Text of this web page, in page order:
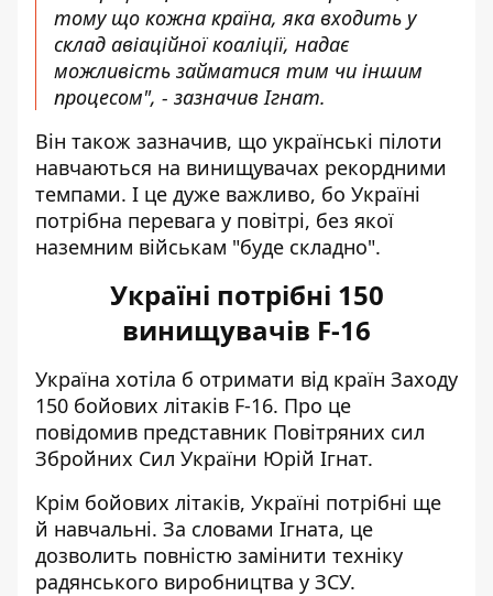
тому що кожна країна, яка входить у
склад авіаційної коаліції, надає
можливість займатися тим чи іншим
процесом", - зазначив Ігнат.
Він також зазначив, що українські пілоти
навчаються на винищувачах рекордними
темпами. І це дуже важливо, бо Україні
потрібна перевага у повітрі, без якої
наземним військам "буде складно".
Україні потрібні 150
винищувачів F-16
Україна хотіла б отримати від країн Заходу
150 бойових літаків F-16. Про це
повідомив представник Повітряних сил
Збройних Сил України Юрій Ігнат.
Крім бойових літаків, Україні потрібні ще
й навчальні. За словами Ігната, це
дозволить повністю замінити техніку
радянського виробництва у ЗСУ.